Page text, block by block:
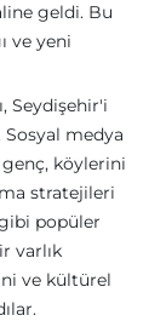
geldi. Bu
ve yeni
Seydişehir'i
medya
köylerini
stratejileri
popüler
varlık
ve kültürel